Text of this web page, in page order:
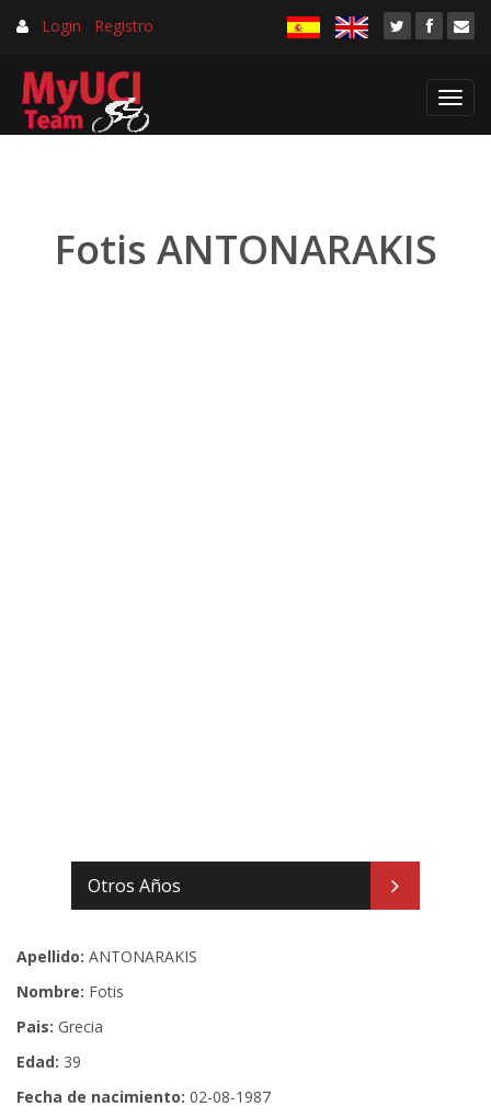
Login Registro
Fotis ANTONARAKIS
Otros Años
Apellido: ANTONARAKIS
Nombre: Fotis
Pais: Grecia
Edad: 39
Fecha de nacimiento: 02-08-1987